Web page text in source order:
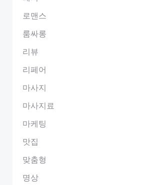
로맨스
룸싸롱
리뷰
리페어
마사지
마사지료
마케팅
맛집
맞춤형
명상